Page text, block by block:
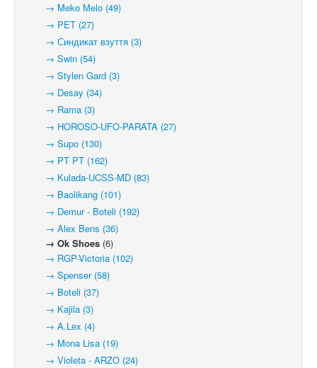
→ Meko Melo (49)
→ PET (27)
→ Синдикат взуття (3)
→ Swin (54)
→ Stylen Gard (3)
→ Desay (34)
→ Rama (3)
→ HOROSO-UFO-PARATA (27)
→ Supo (130)
→ PT PT (162)
→ Kulada-UCSS-MD (83)
→ Baolikang (101)
→ Demur - Boteli (192)
→ Alex Bens (36)
→ Ok Shoes (6)
→ RGP-Victoria (102)
→ Spenser (58)
→ Boteli (37)
→ Kajila (3)
→ A.Lex (4)
→ Mona Lisa (19)
→ Violeta - ARZO (24)